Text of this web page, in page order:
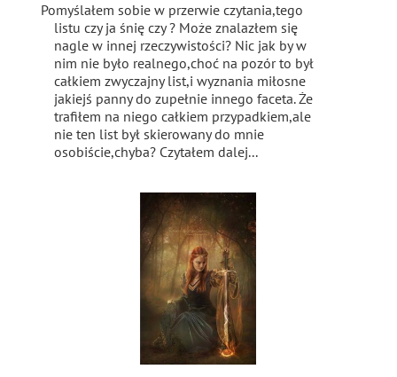
Pomyślałem sobie w przerwie czytania,tego
listu czy ja śnię czy ? Może znalazłem się
nagle w innej rzeczywistości? Nic jak by w
nim nie było realnego,choć na pozór to był
całkiem zwyczajny list,i wyznania miłosne
jakiejś panny do zupełnie innego faceta. Że
trafiłem na niego całkiem przypadkiem,ale
nie ten list był skierowany do mnie
osobiście,chyba? Czytałem dalej...